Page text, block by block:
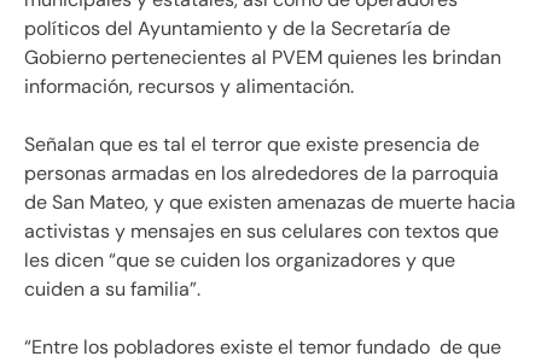
políticos del Ayuntamiento y de la Secretaría de
Gobierno pertenecientes al PVEM quienes les brindan
información, recursos y alimentación.
Señalan que es tal el terror que existe presencia de
personas armadas en los alrededores de la parroquia
de San Mateo, y que existen amenazas de muerte hacia
activistas y mensajes en sus celulares con textos que
les dicen “que se cuiden los organizadores y que
cuiden a su familia”.
“Entre los pobladores existe el temor fundado de que